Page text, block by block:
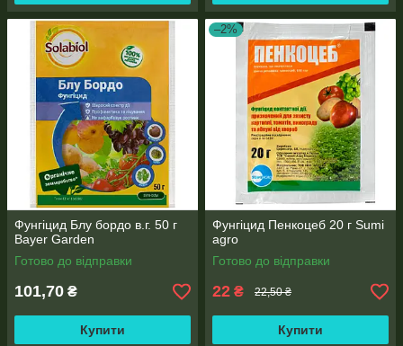
Фунгіцид Блу бордо в.г. 50 г
Bayer Garden
Готово до відправки
101,70 ₴
Купити
–2%
Фунгіцид Пенкоцеб 20 г Sumi
agro
Готово до відправки
22 ₴ 22,50 ₴
Купити